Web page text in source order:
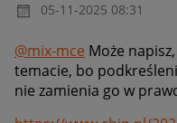
‎05-11-2025 08:31
@mix-mce Może
temacie, bo
nie zamienia go w